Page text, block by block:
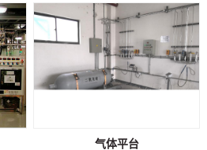
气体平台